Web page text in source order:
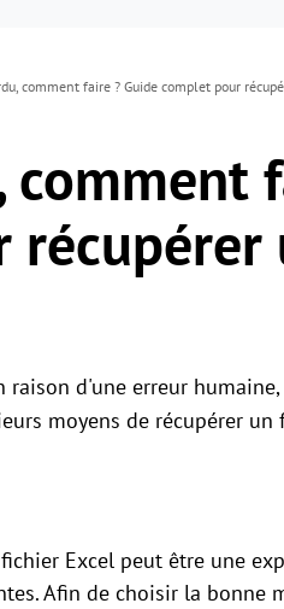
comment faire ? Guide complet pour
comment
raison d'une erreur
moyens de récupérer un
Excel peut être une
Afin de choisir la bonne